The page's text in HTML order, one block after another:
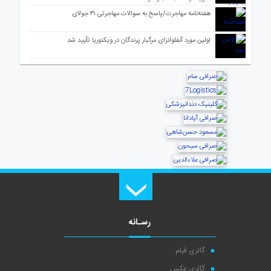
هفته‌نامه مهاجرت/پاسخ به سوالات مهاجرتی ۳۱ جولای
اولین مورد آنفلوانزای مرگبار پرندگان در ویکتوریا تأیید شد
رسـانه
گالری فیلم
گالری عکس